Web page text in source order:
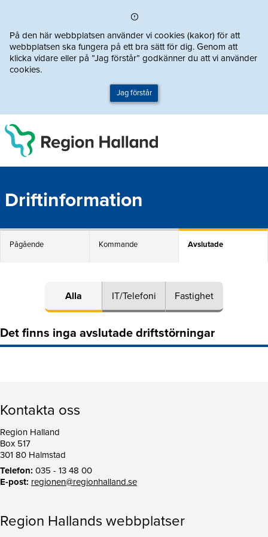
På den här webbplatsen använder vi cookies (kakor) för att
webbplatsen ska fungera på ett bra sätt för dig. Genom att
klicka vidare eller på ”Jag förstår” godkänner du att vi använder
cookies.
Jag förstår
Driftinformation
Pågående Kommande Avslutade
Alla IT/Telefoni Fastighet
Det finns inga avslutade driftstörningar
Kontakta oss
Region Halland
Box 517
301 80 Halmstad
Telefon: 035 - 13 48 00
E-post: regionen@regionhalland.se
Region Hallands webbplatser